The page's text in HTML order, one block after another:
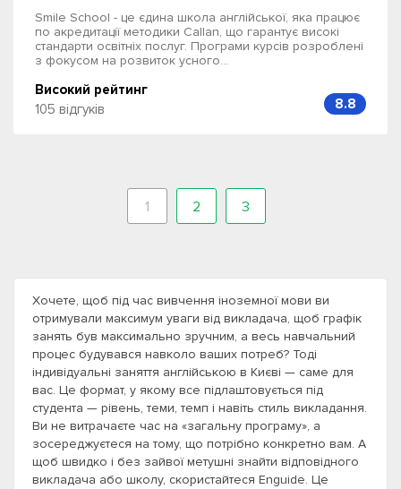
Хочете, щоб під час вивчення іноземної мови ви
отримували максимум уваги від викладача, щоб графік
занять був максимально зручним, а весь навчальний
процес будувався навколо ваших потреб? Тоді
індивідуальні заняття англійською в Києві — саме для
вас. Це формат, у якому все підлаштовується під
студента — рівень, теми, темп і навіть стиль викладання.
Ви не витрачаєте час на «загальну програму», а
зосереджуєтеся на тому, що потрібно конкретно вам. А
щоб швидко і без зайвої метушні знайти відповідного
викладача або школу, скористайтеся Enguide. Це
Smile School - це єдина школа англійської, яка працює
по акредитації методики Callan, що гарантує високі
стандарти освітніх послуг. Програми курсів розроблені
з фокусом на розвиток усного...
Високий рейтинг
105 відгуків
8.8
1 2 3